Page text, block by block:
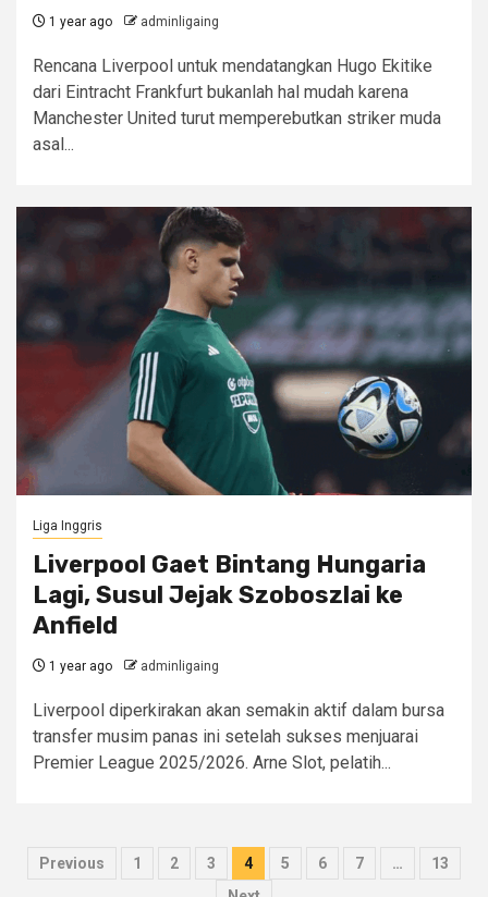
1 year ago adminligaing
Rencana Liverpool untuk mendatangkan Hugo Ekitike
dari Eintracht Frankfurt bukanlah hal mudah karena
Manchester United turut memperebutkan striker muda
asal...
Liga Inggris
Liverpool Gaet Bintang Hungaria
Lagi, Susul Jejak Szoboszlai ke
Anfield
1 year ago adminligaing
Liverpool diperkirakan akan semakin aktif dalam bursa
transfer musim panas ini setelah sukses menjuarai
Premier League 2025/2026. Arne Slot, pelatih...
Posts
Previous 1 2 3 4 5 6 7 …
13